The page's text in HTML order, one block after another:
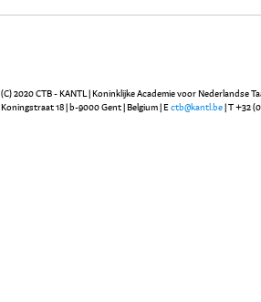
(C) 2020 CTB - KANTL | Koninklijke Academie voor Nederlandse
Koningstraat 18 | b-9000 Gent | Belgium | E ctb@kantl.be | T +32